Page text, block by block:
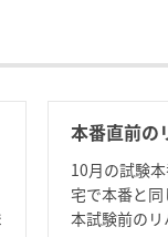
本番直前の
10月の試験
宅で本番と同
本試験前のリ